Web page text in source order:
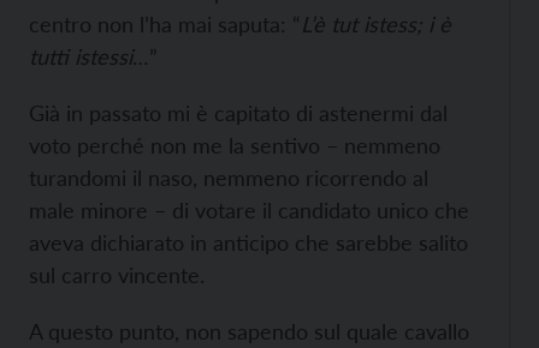
centro non l’ha mai saputa: “L’è tut istess; i è
tutti istessi…”
Già in passato mi è capitato di astenermi dal
voto perché non me la sentivo – nemmeno
turandomi il naso, nemmeno ricorrendo al
male minore – di votare il candidato unico che
aveva dichiarato in anticipo che sarebbe salito
sul carro vincente.
A questo punto, non sapendo sul quale cavallo